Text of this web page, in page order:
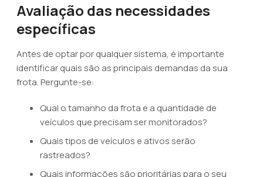
Avaliação das necessidades
específicas
Antes de optar por qualquer sistema, é importante
identificar quais são as principais demandas da sua
frota. Pergunte-se:
Qual o tamanho da frota e a quantidade de
veículos que precisam ser monitorados?
Quais tipos de veículos e ativos serão
rastreados?
Quais informações são prioritárias para o seu